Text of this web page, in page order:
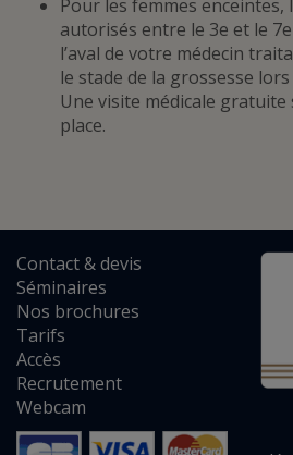
Pour les femmes enceintes,
autorisés entre le 3e et le
l’aval de votre médecin
le stade de la grossesse
Une visite médicale
place.
Contact&devis
Séminaires
Nos brochures
Tarifs
Accès
Recrutement
Webcam